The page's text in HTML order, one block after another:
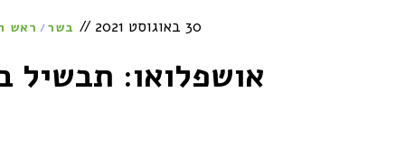
30 באוגוסט 2021 בשר/ ראש
אושפלואו: תבשיל